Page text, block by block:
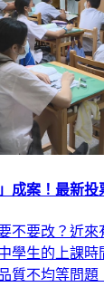
成案！最新
不要改？近
學生的上課時
質不均等問